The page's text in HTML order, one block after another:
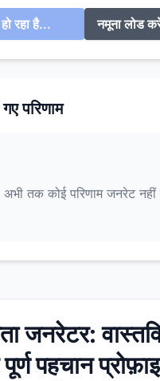
रहा है... नमूना लोड
परिणाम
अभी तक कोई परिणाम जनरेट
जनरेटर:
पहचान